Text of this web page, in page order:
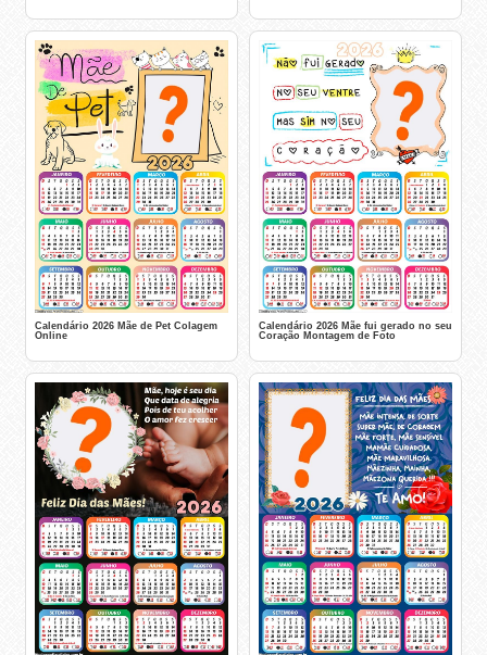
Calendário 2026 Mãe de Pet Colagem
Online
Calendário 2026 Mãe fui gerado no seu
Coração Montagem de Foto